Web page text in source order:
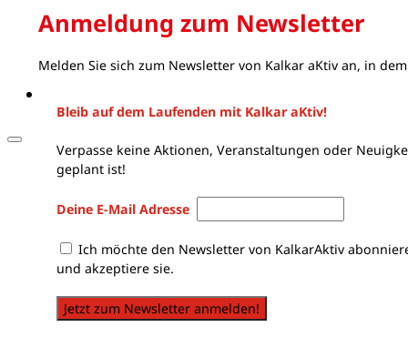
Anmeldung zum Newsletter
Melden Sie sich zum Newsletter von Kalkar aKtiv an, in
Bleib auf dem Laufenden mit Kalkar aKtiv!
Verpasse keine Aktionen, Veranstaltungen oder
geplant ist!
Deine E-Mail Adresse
Ich möchte den Newsletter von KalkarAktiv
und akzeptiere sie.
Jetzt zum Newsletter anmelden!